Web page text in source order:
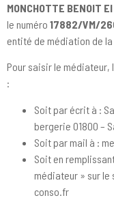
MONCHOTTE BENOIT EI
le numéro 17882/VM/
entité de médiation de
Pour saisir le médiateur,
:
Soit par écrit à :
bergerie 01800 –
Soit par mail à :
Soit en
médiateur » sur
conso.fr